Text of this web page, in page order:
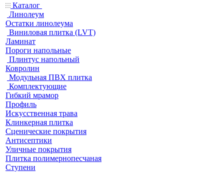
Каталог
Линолеум
Остатки линолеума
Виниловая плитка (LVT)
Ламинат
Пороги напольные
Плинтус напольный
Ковролин
Модульная ПВХ плитка
Комплектующие
Гибкий мрамор
Профиль
Искусственная трава
Клинкерная плитка
Сценические покрытия
Антисептики
Уличные покрытия
Плитка полимернопесчаная
Ступени